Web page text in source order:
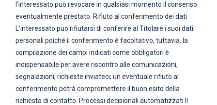
l’interessato può revocare in qualsiasi momento il consenso
eventualmente prestato. Rifiuto al conferimento dei dati
L’interessato può rifiutarsi di conferire al Titolare i suoi dati
personali poiché il conferimento è facoltativo, tuttavia, la
compilazione dei campi indicati come obbligatori è
indispensabile per avere riscontro alle comunicazioni,
segnalazioni, richieste inviateci; un eventuale rifiuto al
conferimento potrà compromettere il buon esito della
richiesta di contatto. Processi decisionali automatizzati Il